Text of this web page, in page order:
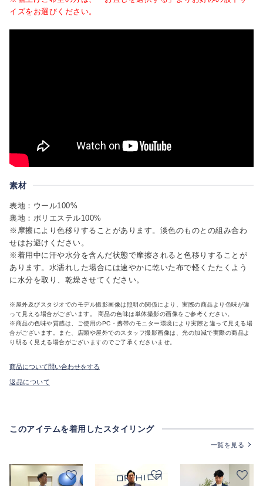
イズをお選びください。
素材
表地：ウール100%
裏地：ポリエステル100%
※摩擦により色移りすることがあります。淡色のものとの組み合わ
せはお避けください。
※着用中に汗や水分を含んだ状態で摩擦されると色移りすることが
あります。水濡れした場合には速やかに乾いた布で軽くたたくよう
に水分を取り、乾燥させてください。
※屋外及びスタジオでのモデル撮影画像は照明の関係により、実際の商品より色味が違
って見える場合がございます。 商品の色味は単体撮影の画像をご参考ください。
※商品の色味や質感は、ご使用のPC・携帯のモニター環境により実際と違って見える場
合がございます。また、店頭や屋外でのスタッフ撮影画像は、光の加減で実際の商品よ
り明るく見える場合がございますのでご了承くださいませ。
商品について問い合わせをする
返品について
このアイテムを着用したスタイリング
一覧を見る